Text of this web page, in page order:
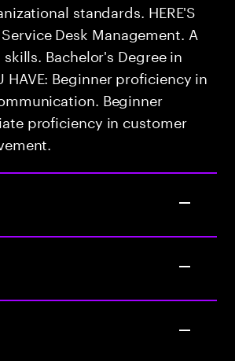
standards. HERE'S
Desk Management. A
Bachelor's Degree in
HAVE: Beginner proficiency in
Beginner
proficiency in customer